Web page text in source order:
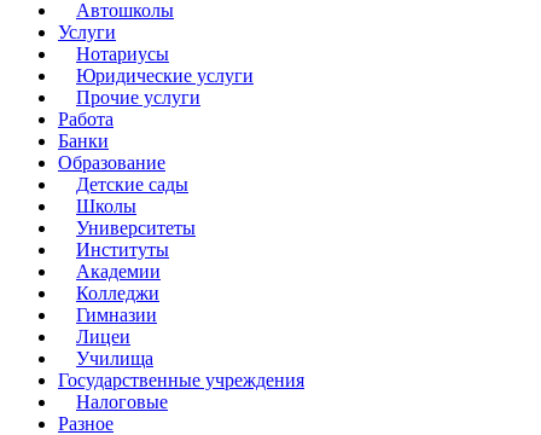
Автошколы
Услуги
Нотариусы
Юридические услуги
Прочие услуги
Работа
Банки
Образование
Детские сады
Школы
Университеты
Институты
Академии
Колледжи
Гимназии
Лицеи
Училища
Государственные учреждения
Налоговые
Разное